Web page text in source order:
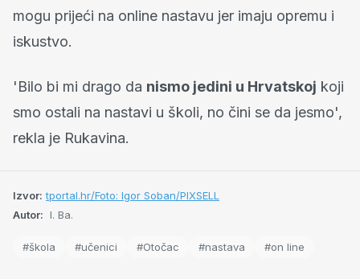
mogu prijeći na online nastavu jer imaju opremu i
iskustvo.
'Bilo bi mi drago da nismo jedini u Hrvatskoj koji
smo ostali na nastavi u školi, no čini se da jesmo',
rekla je Rukavina.
Izvor: tportal.hr/Foto: Igor Soban/PIXSELL
Autor: I. Ba.
#škola #učenici #Otočac #nastava #on line